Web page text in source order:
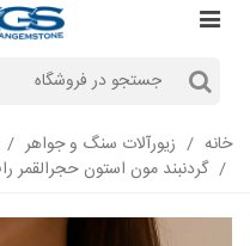
خانه / زیورآلات سنگ و جواهر /
/ گردنبند مون استون